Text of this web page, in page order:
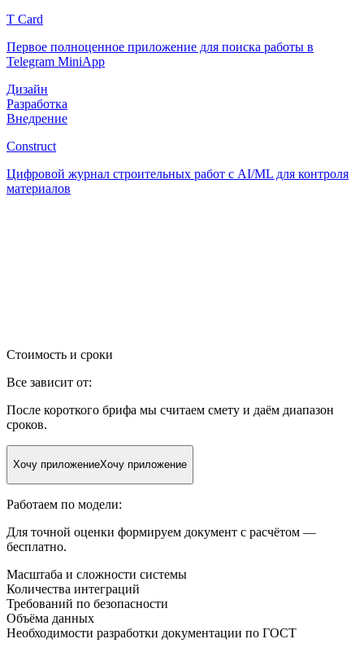
T Card
Первое полноценное приложение для поиска работы в
Telegram MiniApp
Дизайн
Разработка
Внедрение
Construct
Цифровой журнал строительных работ с AI/ML для контроля
материалов
Стоимость и сроки
Все зависит от:
После короткого брифа мы считаем смету и даём диапазон
сроков.
Хочу приложениеХочу приложение
Работаем по модели:
Для точной оценки формируем документ с расчётом —
бесплатно.
Масштаба и сложности системы
Количества интеграций
Требований по безопасности
Объёма данных
Необходимости разработки документации по ГОСТ